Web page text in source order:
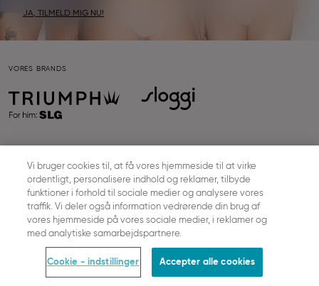
JA, TILMELD MIG NU!
VORES BRANDS
VÆLG DIT LAND
DANSK
Vi bruger cookies til, at få vores hjemmeside til at virke
ordentligt, personalisere indhold og reklamer, tilbyde
funktioner i forhold til sociale medier og analysere vores
traffik. Vi deler også information vedrørende din brug af
vores hjemmeside på vores sociale medier, i reklamer og
med analytiske samarbejdspartnere.
Cookie - indstillinger Accepter alle cookies